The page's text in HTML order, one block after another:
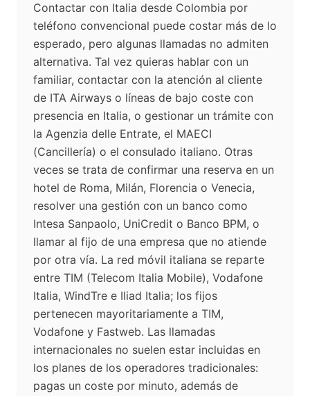
Contactar con Italia desde Colombia por
teléfono convencional puede costar más de lo
esperado, pero algunas llamadas no admiten
alternativa. Tal vez quieras hablar con un
familiar, contactar con la atención al cliente
de ITA Airways o líneas de bajo coste con
presencia en Italia, o gestionar un trámite con
la Agenzia delle Entrate, el MAECI
(Cancillería) o el consulado italiano. Otras
veces se trata de confirmar una reserva en un
hotel de Roma, Milán, Florencia o Venecia,
resolver una gestión con un banco como
Intesa Sanpaolo, UniCredit o Banco BPM, o
llamar al fijo de una empresa que no atiende
por otra vía. La red móvil italiana se reparte
entre TIM (Telecom Italia Mobile), Vodafone
Italia, WindTre e Iliad Italia; los fijos
pertenecen mayoritariamente a TIM,
Vodafone y Fastweb. Las llamadas
internacionales no suelen estar incluidas en
los planes de los operadores tradicionales:
pagas un coste por minuto, además de